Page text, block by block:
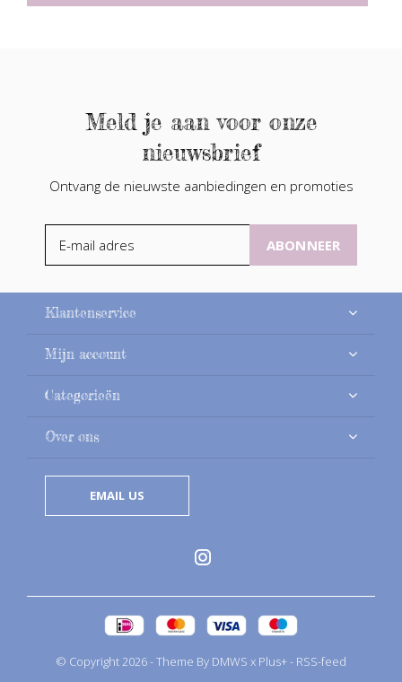
Meld je aan voor onze
nieuwsbrief
Ontvang de nieuwste aanbiedingen en promoties
ABONNEER
Klantenservice
Mijn account
Categorieën
Over ons
EMAIL US
© Copyright2026- Theme By DMWS x Plus+- RSS-feed